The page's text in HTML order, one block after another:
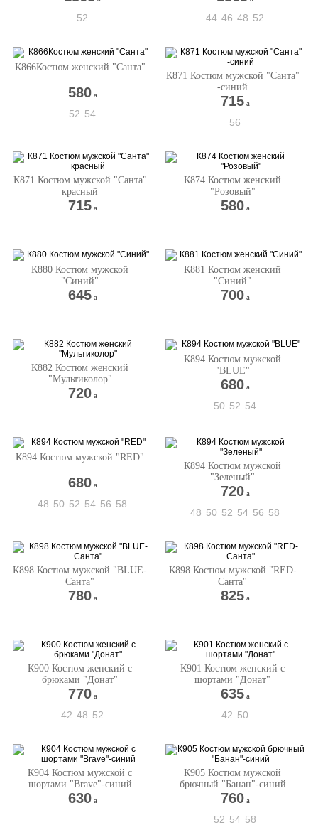
52 44 46 48 52
К866Костюм женский "Санта"
580 a
52 54
К871 Костюм мужской "Санта"
-синий
715 a
56
К871 Костюм мужской "Санта"
красный
715 a
К874 Костюм женский
"Розовый"
580 a
К880 Костюм мужской
"Синий"
645 a
К881 Костюм женский
"Синий"
700 a
К882 Костюм женский
"Мультиколор"
720 a
К894 Костюм мужской
"BLUE"
680 a
50 52 54
К894 Костюм мужской "RED"
680 a
48 50 52 54 56 58
К894 Костюм мужской
"Зеленый"
720 a
48 50 52 54 56 58
К898 Костюм мужской "BLUE-
Санта"
780 a
К898 Костюм мужской "RED-
Санта"
825 a
К900 Костюм женский с
брюками "Донат"
770 a
42 48 52
К901 Костюм женский с
шортами "Донат"
635 a
42 50
К904 Костюм мужской с
шортами "Вrave"-синий
630 a
К905 Костюм мужской
брючный "Банан"-синий
760 a
52 54 58